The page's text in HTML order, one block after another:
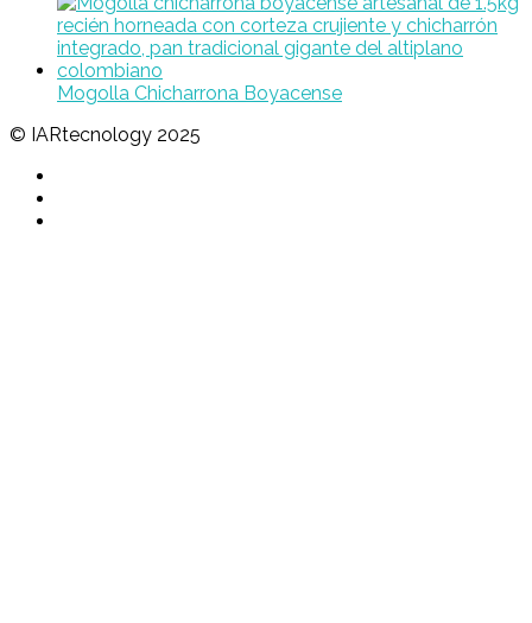
Mogolla Chicharrona Boyacense
© IARtecnology 2025